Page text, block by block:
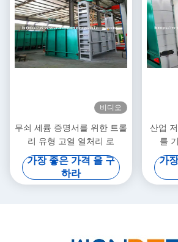
비디오
무쇠 세륨 증명서를 위한 트롤
리 유형 고열 열처리 로
가장 좋은 가격 을 구
하라
산업
를
가